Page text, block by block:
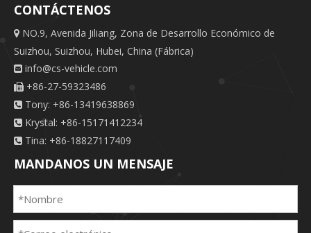
CONTÁCTENOS
 NO.9, Avenida Jiliang, Zona de Desarrollo Económico de
Suizhou, Suizhou, Hubei, China (Fábrica)
 info@cs-vehicle.com
 +86-27-59323486
 Tony: +86-13419638869
 Krystal: +86-15171412234
 Tina: +86-18827117409
MANDANOS UN MENSAJE